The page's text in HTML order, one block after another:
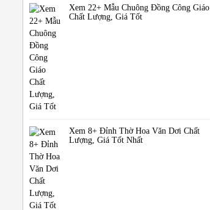
Xem 22+ Mẫu Chuông Đồng Công Giáo
Chất Lượng, Giá Tốt
Xem 8+ Đỉnh Thờ Hoa Văn Dơi Chất
Lượng, Giá Tốt Nhất